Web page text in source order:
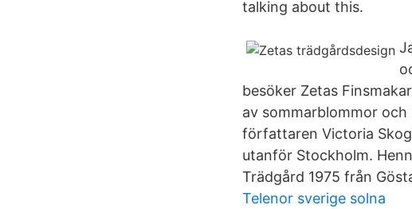
talking about this.
besöker Zetas
av sommarblommor
författaren Victoria
utanför Stockholm.
Trädgård 1975 från
Telenor sverige solna